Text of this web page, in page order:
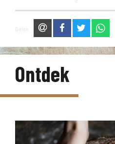
Delen via e-mailop Facebook
op
Ontdek